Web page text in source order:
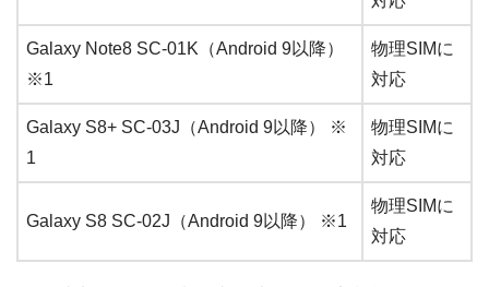
Galaxy Note8 SC-01K（Android 9以降）
※1
物理SIMに
対応
Galaxy S8+ SC-03J（Android 9以降） ※
1
物理SIMに
対応
Galaxy S8 SC-02J（Android 9以降） ※1
物理SIMに
対応